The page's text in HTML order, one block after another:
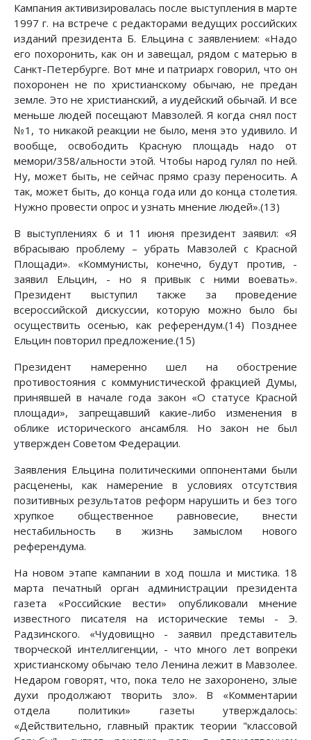
Кампания активизировалась после выступления в марте
1997 г. на встрече с редакторами ведущих российских
изданий президента Б. Ельцина с заявлением: «Надо
его похоронить, как он и завещал, рядом с матерью в
Санкт-Петербурге. Вот мне и патриарх говорил, что он
похоронен не по христианскому обычаю, не предан
земле. Это не христианский, а иудейский обычай. И все
меньше людей посещают Мавзолей. Я когда снял пост
№1, то никакой реакции не было, меня это удивило. И
вообще, освободить Красную площадь надо от
мемори/358/альности этой. Чтобы народ гулял по ней.
Ну, может быть, не сейчас прямо сразу переносить. А
так, может быть, до конца года или до конца столетия.
Нужно провести опрос и узнать мнение людей».(13)
В выступлениях 6 и 11 июня президент заявил: «Я
вбрасываю проблему – убрать Мавзолей с Красной
Площади». «Коммунисты, конечно, будут против, -
заявил Ельцин, - но я привык с ними воевать».
Президент выступил также за проведение
всероссийской дискуссии, которую можно было бы
осуществить осенью, как референдум.(14) Позднее
Ельцин повторил предложение.(15)
Президент намеренно шел на обострение
противостояния с коммунистической фракцией Думы,
принявшей в начале года закон «О статусе Красной
площади», запрещавший какие-либо изменения в
облике исторического ансамбля. Но закон не был
утвержден Советом Федерации.
Заявления Ельцина политическими оппонентами были
расценены, как намерение в условиях отсутствия
позитивных результатов реформ нарушить и без того
хрупкое общественное равновесие, внести
нестабильность в жизнь замыслом нового
референдума.
На новом этапе кампании в ход пошла и мистика. 18
марта печатный орган администрации президента
газета «Российские вести» опубликовали мнение
известного писателя на исторические темы - Э.
Радзинского. «Чудовищно - заявил представитель
творческой интеллигенции, - что много лет вопреки
христианскому обычаю тело Ленина лежит в Мавзолее.
Недаром говорят, что, пока тело не захоронено, злые
духи продолжают творить зло». В «Комментарии
отдела политики» газеты утверждалось:
«Действительно, главный практик теории "классовой